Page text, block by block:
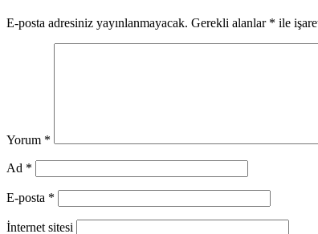
E-posta adresiniz yayınlanmayacak. Gerekli alanlar * ile
Yorum *
Ad *
E-posta *
İnternet sitesi